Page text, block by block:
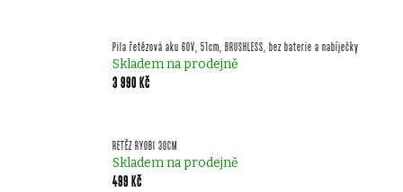
Pila řetězová aku 60V, 51cm, BRUSHLESS, bez baterie a nabíječky
Skladem na prodejně
3 990 Kč
RETĚZ RYOBI 30CM
Skladem na prodejně
499 Kč